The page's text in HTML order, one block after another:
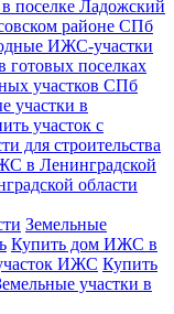
в поселке Ладожский
районе СПб
ИЖС-участки
поселках
участков СПб
участки в
участок с
для строительства
в Ленинградской
области
Земельные
Купить дом ИЖС в
ИЖС Купить
участки в